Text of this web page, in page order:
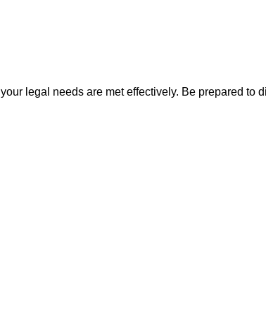
legal needs are met effectively. Be prepared to